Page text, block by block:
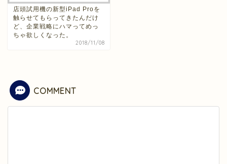
店頭試用機の新型iPad Proを
触らせてもらってきたんだけ
ど、企業戦略にハマってめっ
ちゃ欲しくなった。
2018/11/08
COMMENT